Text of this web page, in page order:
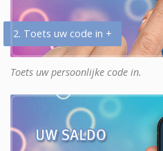
2. Toets uw code in +
Toets uw persoonlijke code in.